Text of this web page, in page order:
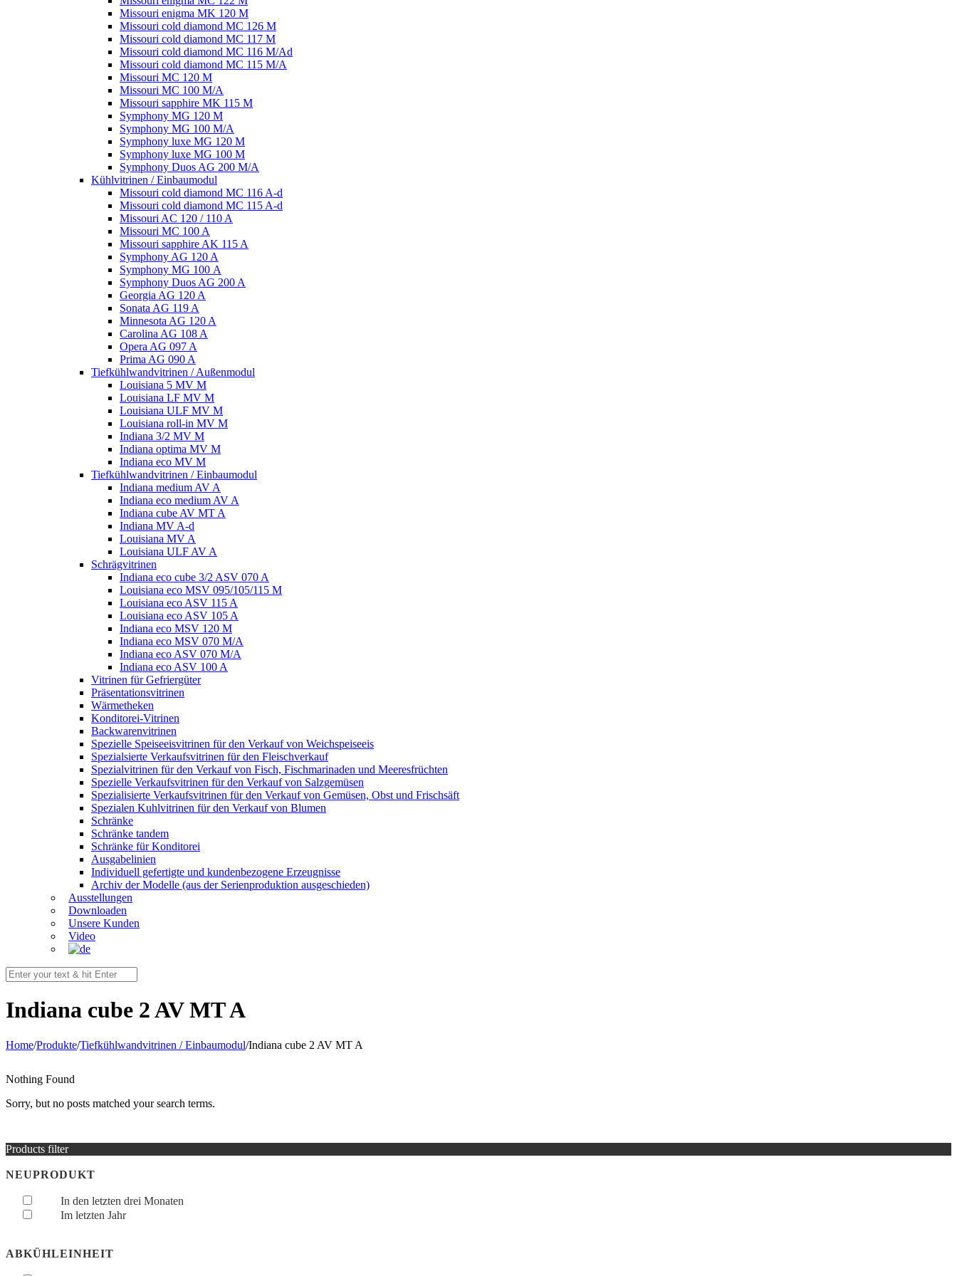
Missouri enigma MK 120 M
Missouri cold diamond MC 126 M
Missouri cold diamond MC 117 M
Missouri cold diamond MC 116 M/Ad
Missouri cold diamond MC 115 M/A
Missouri MC 120 M
Missouri MC 100 M/A
Missouri sapphire MK 115 M
Symphony MG 120 M
Symphony MG 100 M/А
Symphony luxe MG 120 M
Symphony luxe MG 100 M
Symphony Duos AG 200 M/A
Kühlvitrinen / Einbaumodul
Missouri cold diamond MC 116 A-d
Missouri cold diamond MC 115 A-d
Missouri AC 120 / 110 A
Missouri MC 100 A
Missouri sapphire AK 115 A
Symphony AG 120 A
Symphony MG 100 А
Symphony Duos AG 200 A
Georgia AG 120 A
Sonata AG 119 A
Minnesota AG 120 A
Carolina AG 108 A
Opera AG 097 A
Prima AG 090 A
Tiefkühlwandvitrinen / Außenmodul
Louisiana 5 MV M
Louisiana LF MV M
Louisiana ULF MV M
Louisiana roll-in MV M
Indiana 3/2 MV M
Indiana optima MV M
Indiana eco MV M
Tiefkühlwandvitrinen / Einbaumodul
Indiana medium AV A
Indiana eco medium AV A
Indiana cube AV MT A
Indiana MV A-d
Louisiana MV A
Louisiana ULF AV A
Schrägvitrinen
Indiana eco cube 3/2 ASV 070 A
Louisiana eco MSV 095/105/115 M
Louisiana eco ASV 115 A
Louisiana eco ASV 105 A
Indiana eco MSV 120 M
Indiana eco MSV 070 M/A
Indiana eco ASV 070 M/A
Indiana eco ASV 100 A
Vitrinen für Gefriergüter
Präsentationsvitrinen
Wärmetheken
Konditorei-Vitrinen
Backwarenvitrinen
Spezielle Speiseeisvitrinen für den Verkauf von Weichspeiseeis
Spezialsierte Verkaufsvitrinen für den Fleischverkauf
Spezialvitrinen für den Verkauf von Fisch, Fischmarinaden und Meeresfrüchten
Spezielle Verkaufsvitrinen für den Verkauf von Salzgemüsen
Spezialisierte Verkaufsvitrinen für den Verkauf von Gemüsen, Obst und Frischsäft
Spezialen Kuhlvitrinen für den Verkauf von Blumen
Schränke
Schränke tandem
Schränke für Konditorei
Ausgabelinien
Individuell gefertigte und kundenbezogene Erzeugnisse
Archiv der Modelle (aus der Serienproduktion ausgeschieden)
Ausstellungen
Downloaden
Unsere Kunden
Video
Indiana cube 2 AV MT A
Home/Produkte/Tiefkühlwandvitrinen / Einbaumodul/Indiana cube 2 AV MT A
Nothing Found
Sorry, but no posts matched your search terms.
Products filter
NEUPRODUKT
In den letzten drei Monaten
Im letzten Jahr
ABKÜHLEINHEIT